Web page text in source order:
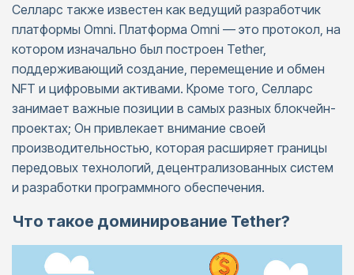
Селларс также известен как ведущий разработчик
платформы Omni. Платформа Omni — это протокол, на
котором изначально был построен Tether,
поддерживающий создание, перемещение и обмен
NFT и цифровыми активами. Кроме того, Селларс
занимает важные позиции в самых разных блокчейн-
проектах; Он привлекает внимание своей
производительностью, которая расширяет границы
передовых технологий, децентрализованных систем
и разработки программного обеспечения.
Что такое доминирование Tether?